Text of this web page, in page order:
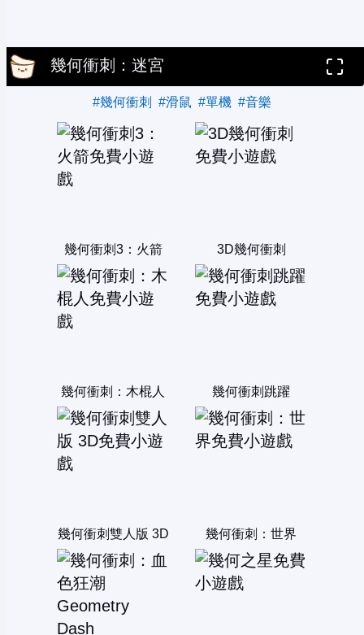
幾何衝刺：迷宮
#幾何衝刺 #滑鼠 #單機 #音樂
幾何衝刺3：火箭 3D幾何衝刺
幾何衝刺：木棍人 幾何衝刺跳躍
幾何衝刺雙人版 3D 幾何衝刺：世界